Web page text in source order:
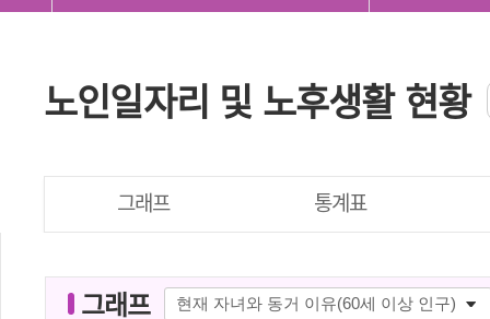
노인일자리 및 노후생활 현황
그래프 통계표
그래프
그